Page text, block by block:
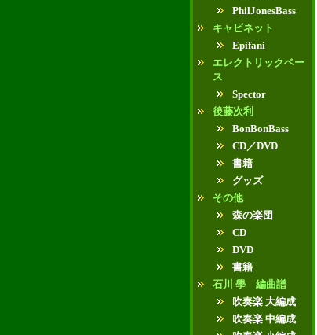
PhilJonesBass
キャビネット
Epifani
エレクトリックベー
ス
Spector
後藤次利
BonBonBass
CD／DVD
書籍
グッズ
その他
森の楽団
CD
DVD
書籍
石川 學 編曲譜
吹奏楽 大編成
吹奏楽 中編成